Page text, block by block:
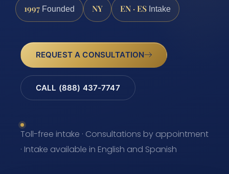
1997 Founded NY EN · ES Intake
REQUEST A CONSULTATION
CALL (888) 437-7747
Toll-free intake · Consultations by appointment
· Intake available in English and Spanish